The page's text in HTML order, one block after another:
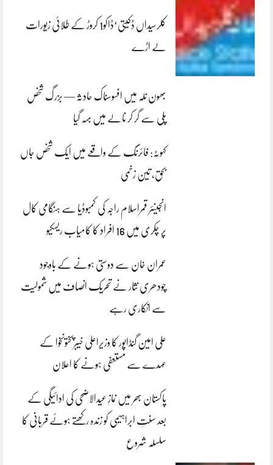
کلرسیداں ڈکیتی‘ڈاکو1 کروڑ کے طلائی زیورات
لے اڑے
بھون نلہ میں افسوسناک حادثہ — بزرگ شخص
پلی سے گر کر نالے میں بہہ گیا
کہوٹہ: فائرنگ کے واقعے میں ایک شخص جاں
بحق، تین زخمی
انجینئر قمراسلام راجہ کی کمبوڈیا سے ہنگامی کال
پر چکری میں 16 افراد کا کامیاب ریسکیو
عمران خان سے دوستی ہونے کے باوجود
چودھری نثار نے تحریک انصاف میں شمولیت
سے انکاری رہے
علی امین گنڈاپور کا وزیراعلیٰ خیبرپختونخوا کے
عہدے سے مستعفی ہونے کا اعلان
پاکستان بھر میں نمازِ عیدالاضحی کی ادائیگی کے
بعد سنتِ ابراہیمی کو زندہ رکھتے ہوئے قربانی کا
سلسلہ شروع